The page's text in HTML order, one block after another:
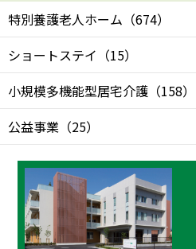
特別養護老人ホーム （674）
ショートステイ （15）
小規模多機能型居宅介護 （158）
公益事業 （25）